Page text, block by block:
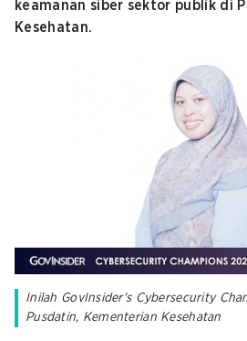
keamanan siber sektor publik di
Kesehatan.
Inilah GovInsider's Cybersecurity
Pusdatin, Kementerian Kesehatan